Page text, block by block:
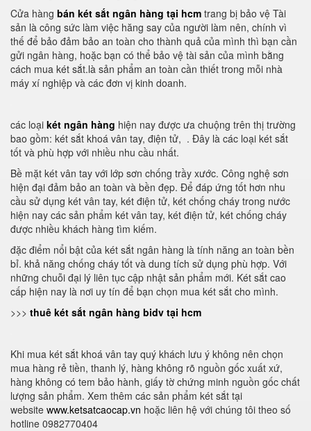
Cửa hàng bán két sắt ngân hàng tại hcm trang bị bảo vệ Tài
sản là công sức làm việc hăng say của người làm nên, chính vì
thế để bảo đảm bảo an toàn cho thành quả của mình thì bạn cần
gửi ngân hàng, hoặc bạn có thể bảo vệ tài sản của mình bằng
cách mua két sắt.là sản phẩm an toàn cần thiết trong mỗi nhà
máy xí nghiệp và các đơn vị kinh doanh.
các loại két ngân hàng hiện nay được ưa chuộng trên thị trường
bao gồm: két sắt khoá vân tay, điện tử, . Đây là các loại két sắt
tốt và phù hợp với nhiều nhu cầu nhất.
Bề mặt két vân tay với lớp sơn chống trầy xước. Công nghệ sơn
hiện đại đảm bảo an toàn và bền đẹp. Để đáp ứng tốt hơn nhu
cầu sử dụng két vân tay, két điện tử, két chống cháy trong nước
hiện nay các sản phẩm két vân tay, két điện tử, két chống cháy
được nhiều khách hàng tìm kiếm.
đặc điểm nổi bật của két sắt ngân hàng là tính năng an toàn bền
bỉ. khả năng chống cháy tốt và dung tích sử dụng phù hợp. Với
những chuỗi đại lý liên tục cập nhật sản phẩm mới. Két sắt cao
cấp hiện nay là nơi uy tín để bạn chọn mua két sắt cho mình.
>>> thuê két sắt ngân hàng bidv tại hcm
Khi mua két sắt khoá vân tay quý khách lưu ý không nên chọn
mua hàng rẻ tiền, thanh lý, hàng không rõ nguồn gốc xuất xứ,
hàng không có tem bảo hành, giấy tờ chứng minh nguồn gốc chất
lượng sản phẩm. Xem thêm các sản phẩm két sắt tại
website www.ketsatcaocap.vn hoặc liên hệ với chúng tôi theo số
hotline 0982770404